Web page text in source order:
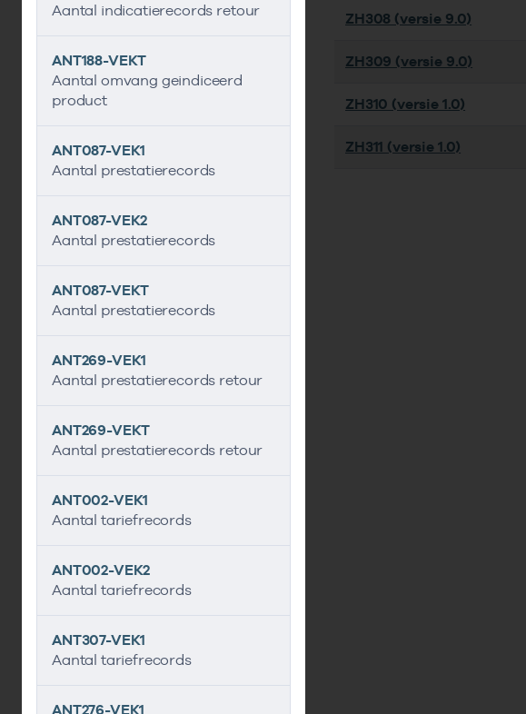
Aantal indicatierecords retour
ANT188-VEKT
Aantal omvang geindiceerd
product
ANT087-VEK1
Aantal prestatierecords
ANT087-VEK2
Aantal prestatierecords
ANT087-VEKT
Aantal prestatierecords
ANT269-VEK1
Aantal prestatierecords retour
ANT269-VEKT
Aantal prestatierecords retour
ANT002-VEK1
Aantal tariefrecords
ANT002-VEK2
Aantal tariefrecords
ANT307-VEK1
Aantal tariefrecords
ANT276-VEK1
ZH308 (versie 9.0)
ZH309 (versie 9.0)
ZH310 (versie 1.0)
ZH311 (versie 1.0)